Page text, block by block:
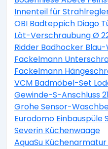
Innenteil für
OBI Badteppich Diago
Löt-Verschraubung Ø
Ridder Badhocker
Fackelmann
Fackelmann
VCM Badmöbel-Set
Gewinde-S-Anschluss
Grohe Sensor-
Eurodomo
Severin Küchenwaage
AquaSu